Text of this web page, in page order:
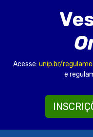
Acesse: unip.br/
e